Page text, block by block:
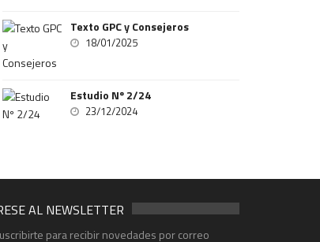
Texto GPC y Consejeros
18/01/2025
Estudio Nº 2/24
23/12/2024
AL NEWSLETTER
para recibir novedades por correo